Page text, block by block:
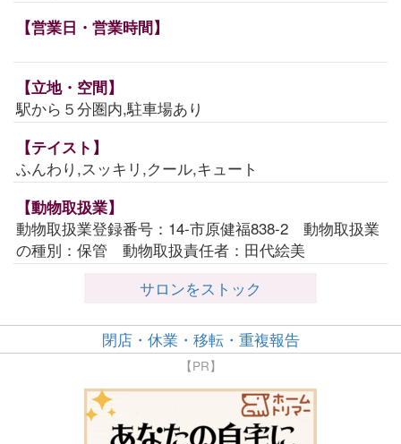
【営業日・営業時間】
【立地・空間】
駅から５分圏内,駐車場あり
【テイスト】
ふんわり,スッキリ,クール,キュート
【動物取扱業】
動物取扱業登録番号：14-市原健福838-2 動物取扱業
の種別：保管 動物取扱責任者：田代絵美
サロンをストック
閉店・休業・移転・重複報告
【PR】